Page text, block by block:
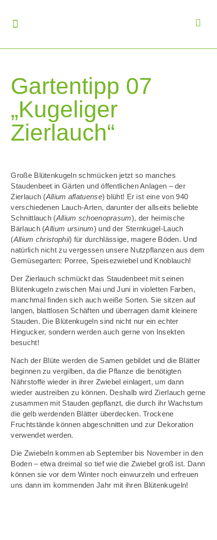
Gartentipp 07
„Kugeliger
Zierlauch“
Große Blütenkugeln schmücken jetzt so manches
Staudenbeet in Gärten und öffentlichen Anlagen – der
Zierlauch (Allium aflatuense) blüht! Er ist eine von 940
verschiedenen Lauch-Arten, darunter der allseits beliebte
Schnittlauch (Allium schoenoprasum), der heimische
Bärlauch (Allium ursinum) und der Sternkugel-Lauch
(Allium christophii) für durchlässige, magere Böden. Und
natürlich nicht zu vergessen unsere Nutzpflanzen aus dem
Gemüsegarten: Porree, Speisezwiebel und Knoblauch!
Der Zierlauch schmückt das Staudenbeet mit seinen
Blütenkugeln zwischen Mai und Juni in violetten Farben,
manchmal finden sich auch weiße Sorten. Sie sitzen auf
langen, blattlosen Schäften und überragen damit kleinere
Stauden. Die Blütenkugeln sind nicht nur ein echter
Hingucker, sondern werden auch gerne von Insekten
besucht!
Nach der Blüte werden die Samen gebildet und die Blätter
beginnen zu vergilben, da die Pflanze die benötigten
Nährstoffe wieder in ihrer Zwiebel einlagert, um dann
wieder austreiben zu können. Deshalb wird Zierlauch gerne
zusammen mit Stauden gepflanzt, die durch ihr Wachstum
die gelb werdenden Blätter überdecken. Trockene
Fruchtstände können abgeschnitten und zur Dekoration
verwendet werden.
Die Zwiebeln kommen ab September bis November in den
Boden – etwa dreimal so tief wie die Zwiebel groß ist. Dann
können sie vor dem Winter noch einwurzeln und erfreuen
uns dann im kommenden Jahr mit ihren Blütenkugeln!